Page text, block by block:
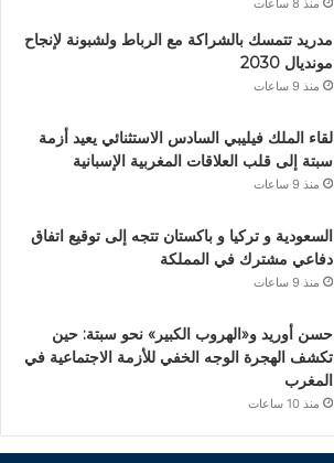
مدريد تتمسك بالشراكة مع الرباط ولشبونة لإنجاح
مونديال 2030
منذ 9 ساعات
لقاء الملك فيليبي السادس الاستثنائي يعيد أزمة
سبتة إلى قلب العلاقات المغربية الإسبانية
منذ 9 ساعات
السعودية و تركيا و باكستان تتجه إلى توقيع اتفاق
دفاعي مشترك في المملكة
منذ 9 ساعات
حسن أوريد و«الهروب الكبير» نحو سبتة: حين
تكشف الهجرة الوجه الخفي للأزمة الاجتماعية في
المغرب
منذ 10 ساعات